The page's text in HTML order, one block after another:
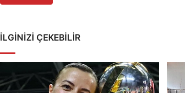
İLGINIZI ÇEKEBILIR